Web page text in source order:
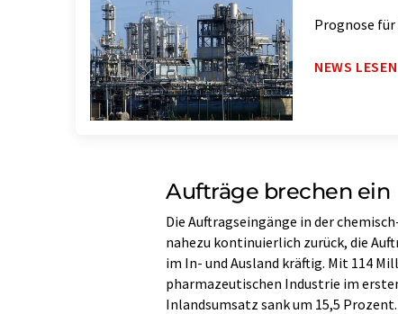
Prognose
NEWS LESEN
Aufträge brechen ein
Die Auftragseingänge in der
nahezu kontinuierlich zurück, die
im In- und Ausland kräftig. Mit 114
pharmazeutischen Industrie im
Inlandsumsatz sank um 15,5